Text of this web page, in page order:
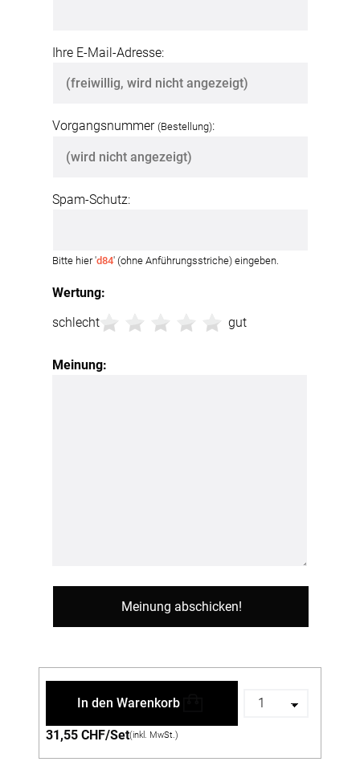
Wertung:
schlecht
gut
Meinung:
Ihre E-Mail-Adresse:
Vorgangsnummer (Bestellung):
Spam-Schutz:
Bitte hier 'd84' (ohne Anführungsstriche) eingeben.
In den Warenkorb
31,55 CHF/Set(inkl. MwSt.)